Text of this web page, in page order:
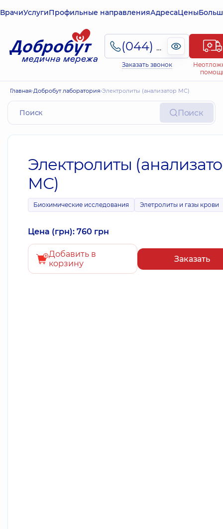
ВрачиУслугиПрофильные направленияАдресаЦены
(044) 495-2-888
Заказать звонок
Главная Добробут лаборатория Электролиты (анализатор МС)
Поиск
Электролиты
МС)
Биохимические исследования Элетролиты и газы крови
Цена (грн): 760 грн
Добавить в
корзину
Заказать